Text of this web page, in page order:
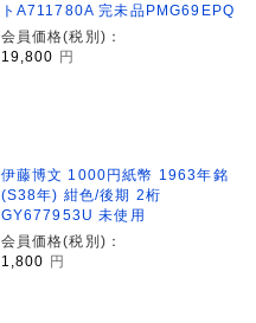
トA711780A 完未品PMG69EPQ
会員価格(税別)：
19,800 円
伊藤博文 1000円紙幣 1963年銘
(S38年) 紺色/後期 2桁
GY677953U 未使用
会員価格(税別)：
1,800 円